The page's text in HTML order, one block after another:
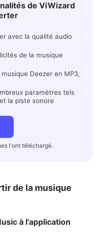
de ViWizard
l'ont téléchargé.
avec la qualité audio
de la musique
Deezer en MP3,
paramètres tels
la piste sonore
de la musique
à l'application